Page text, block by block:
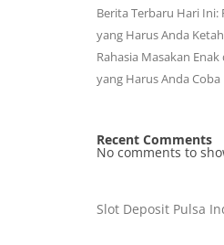
Berita Terbaru Hari Ini:
yang Harus Anda
Rahasia Masakan
yang Harus Anda Coba
Recent Comments
No comments to
Slot Deposit Pulsa